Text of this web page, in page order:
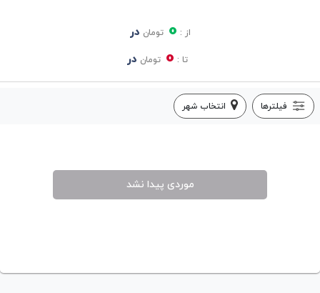
از : 0 تومان در
تا : 0 تومان در
فیلترها انتخاب شهر
موردی پیدا نشد